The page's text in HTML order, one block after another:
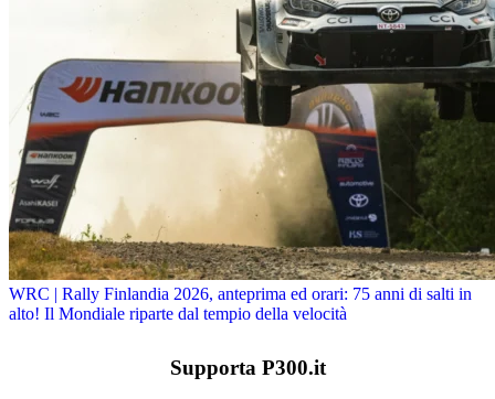
WRC | Rally Finlandia 2026, anteprima ed orari: 75 anni di salti in
alto! Il Mondiale riparte dal tempio della velocità
Supporta P300.it